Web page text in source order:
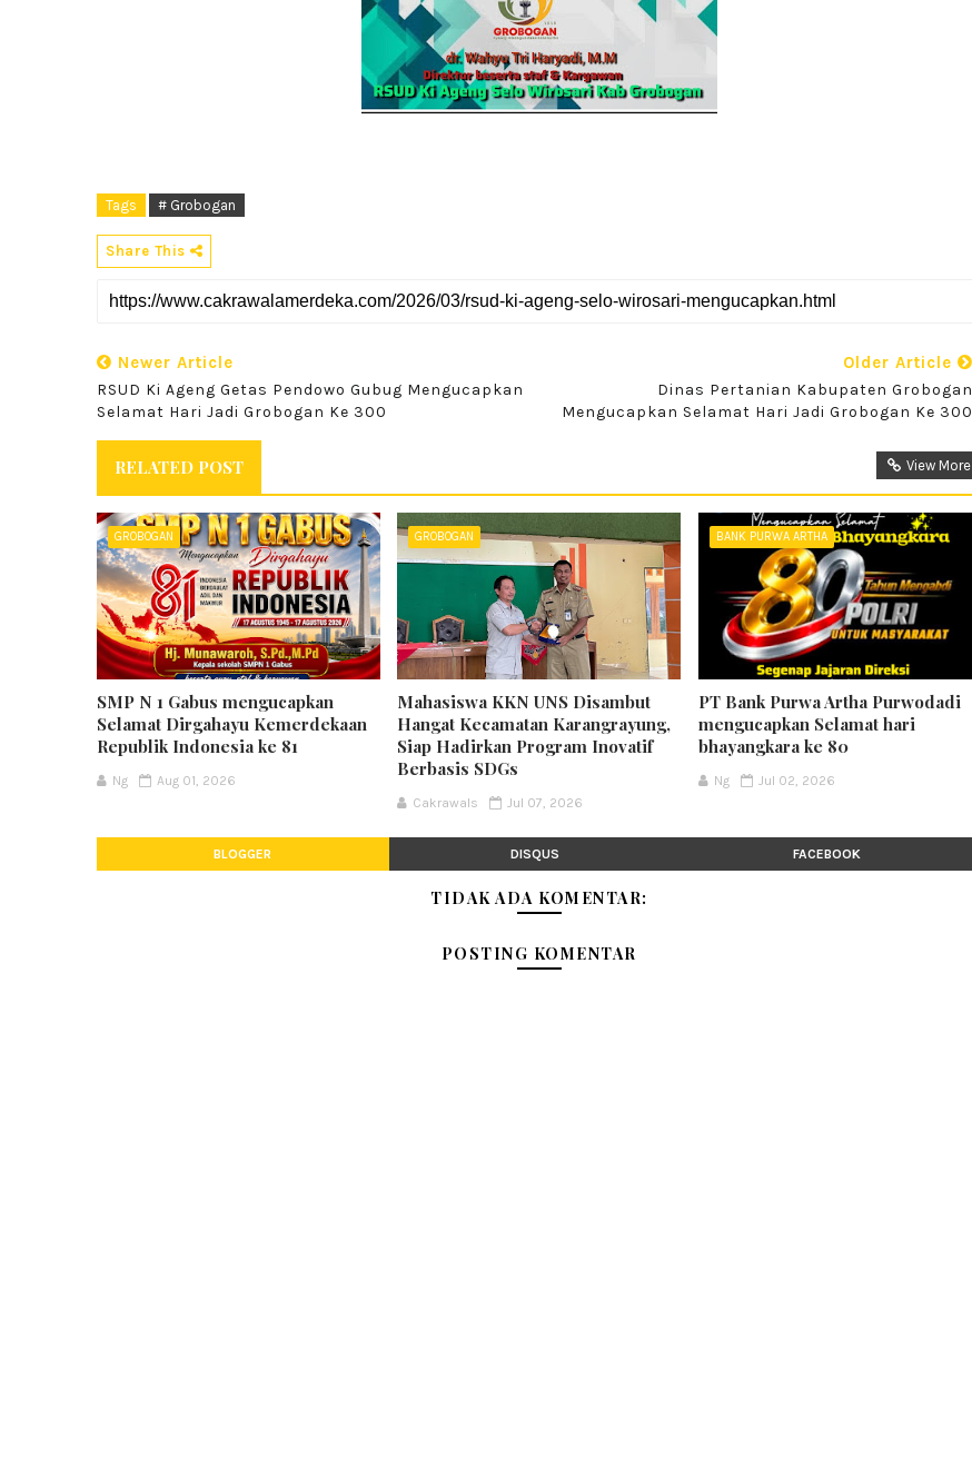
Tags # Grobogan
Share This
Newer Article
RSUD Ki Ageng Getas Pendowo Gubug Mengucapkan
Selamat Hari Jadi Grobogan Ke 300
Older Article
Dinas Pertanian Kabupaten Grobogan
Mengucapkan Selamat Hari Jadi Grobogan Ke 300
RELATED POST View More
GROBOGAN
SMP N 1 Gabus mengucapkan
Selamat Dirgahayu Kemerdekaan
Republik Indonesia ke 81
Ng Aug 01, 2026
GROBOGAN
Mahasiswa KKN UNS Disambut
Hangat Kecamatan Karangrayung,
Siap Hadirkan Program Inovatif
Berbasis SDGs
Cakrawals Jul 07, 2026
BANK PURWA ARTHA
PT Bank Purwa Artha Purwodadi
mengucapkan Selamat hari
bhayangkara ke 80
Ng Jul 02, 2026
BLOGGER DISQUS FACEBOOK
TIDAK ADA KOMENTAR:
POSTING KOMENTAR